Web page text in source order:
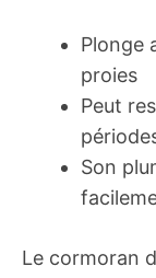
Plonge
proies
Peut
Son
Le cormoran